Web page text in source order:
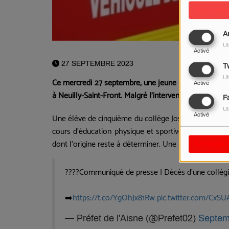
Activé
Activé
Activé
27 SEPTEMBRE 2023
Ce mercredi 27 septembre, une jeune fille de 12
à Neuilly-Saint-Front. Malgré l'intervention des
Une élève de cinquième du collège Joseph-Boury, à
cours d'éducation physique et sportive. La
dont l'origine reste à déterminer. Une autopsie
????Communiqué de presse | Décès d'une
➡️https://t.co/YgOhJx81Rwpic.twitter.com/
— Préfet de l'Aisne (@Prefet02)